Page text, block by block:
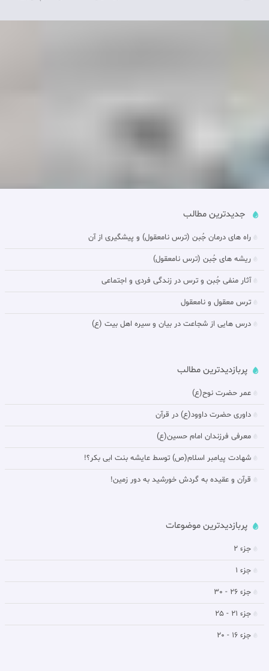
جدیدترین مطالب
راه های درمان جُبن (ترس نامعقول) و پيشگيرى از آن‏
ريشه هاى جُبن (ترس نامعقول)
آثار منفى جُبن و ترس در زندگى فردى و اجتماعى‏
ترس معقول و نامعقول‏
درس هایی از شجاعت در بيان و سیره اهل بیت (ع)
پربازدیدترین مطالب
عمر حضرت نوح(ع)
داورى حضرت داوود(ع) در قرآن
معرفی فرزندان امام حسین(ع)
شهادت پیامبر اسلام(ص) توسط عایشه بنت ابی بکر؟!
قرآن و عقیده به گردش خورشيد به دور زمين!
پربازدیدترین موضوعات
جزء 2
جزء 1
جزء 26 - 30
جزء 21 - 25
جزء 16 - 20